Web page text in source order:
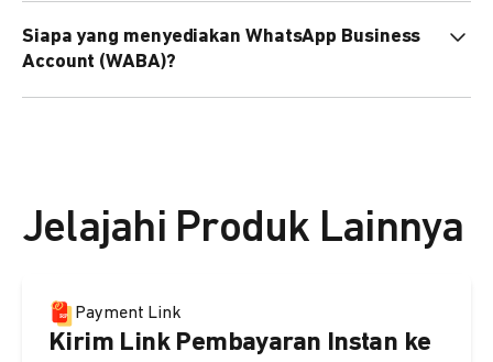
nanti tim kami bantu setup. Bisa juga pakai nomor
WhatsApp bisnis yang sudah dimiliki sendiri, atau dari
DOKU yang buatkan WhatsApp Bisnis terverifikasi juga
Siapa yang menyediakan WhatsApp Business
Account (WABA)?
Jelajahi Produk Lainnya
Payment Link
Kirim Link Pembayaran Instan ke